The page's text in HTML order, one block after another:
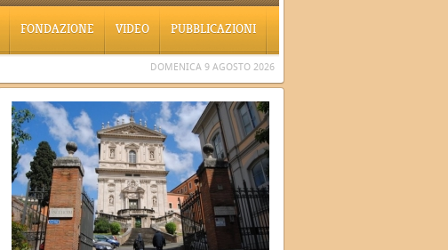
FONDAZIONE VIDEO PUBBLICAZIONI
DOMENICA 9 AGOSTO 2026